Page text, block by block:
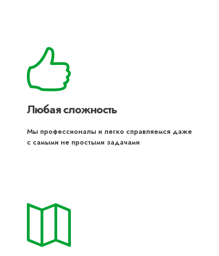
Любая сложность
Мы профессионалы и легко справляемся даже
с самыми не простыми задачами